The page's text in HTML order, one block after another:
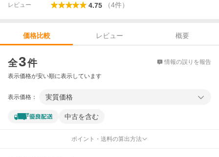
レビュー 4.75 （4件）
価格比較 レビュー
概要
全3件 情報の誤りを報告
表示価格が安い順に表示しています
表示価格： 実質価格
中古を含む
ポイント・送料の算出方法